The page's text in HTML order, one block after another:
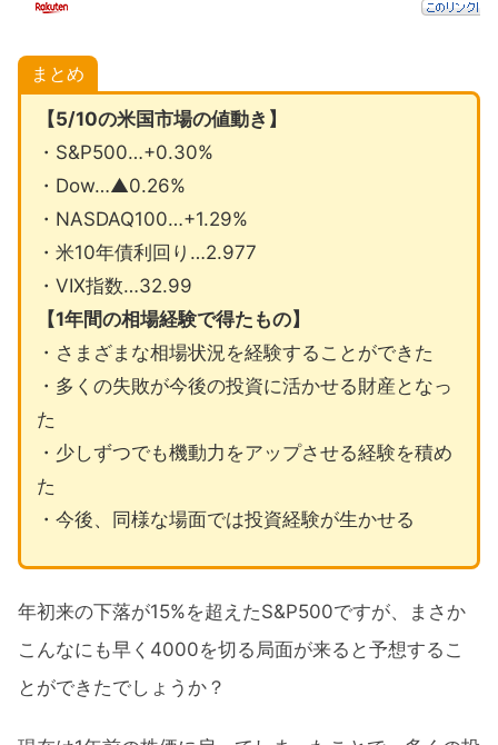
まとめ
【5/10の米国市場の値動き】
・S&P500…+0.30%
・Dow…▲0.26%
・NASDAQ100…+1.29%
・米10年債利回り…2.977
・VIX指数…32.99
【1年間の相場経験で得たもの】
・さまざまな相場状況を経験することができた
・多くの失敗が今後の投資に活かせる財産となっ
た
・少しずつでも機動力をアップさせる経験を積め
た
・今後、同様な場面では投資経験が生かせる
年初来の下落が15%を超えたS&P500ですが、まさか
こんなにも早く4000を切る局面が来ると予想するこ
とができたでしょうか？